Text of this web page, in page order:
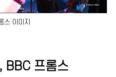
스 이미지
BBC 프롬스